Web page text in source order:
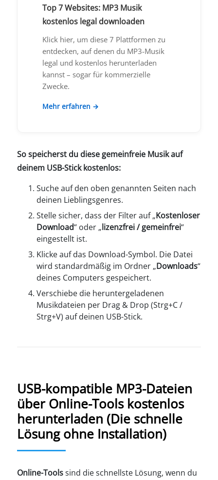
Top 7 Websites: MP3 Musik
kostenlos legal downloaden
Klick hier, um diese 7 Plattformen zu
entdecken, auf denen du MP3-Musik
legal und kostenlos herunterladen
kannst – sogar für kommerzielle
Zwecke.
Mehr erfahren →
So speicherst du diese gemeinfreie Musik auf
deinem USB-Stick kostenlos:
Suche auf den oben genannten Seiten nach
deinen Lieblingsgenres.
Stelle sicher, dass der Filter auf „Kostenloser
Download“ oder „lizenzfrei / gemeinfrei“
eingestellt ist.
Klicke auf das Download-Symbol. Die Datei
wird standardmäßig im Ordner „Downloads“
deines Computers gespeichert.
Verschiebe die heruntergeladenen
Musikdateien per Drag & Drop (Strg+C /
Strg+V) auf deinen USB-Stick.
USB-kompatible MP3-Dateien
über Online-Tools kostenlos
herunterladen (Die schnelle
Lösung ohne Installation)
Online-Toolssind die schnellste Lösung, wenn du